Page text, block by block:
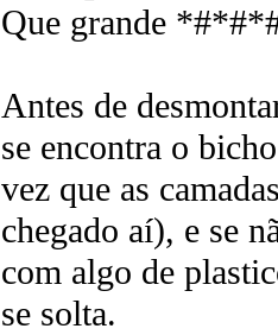
Que grande
Antes de
se encontra o
vez que as
chegado aí), e se
com algo de
se solta.